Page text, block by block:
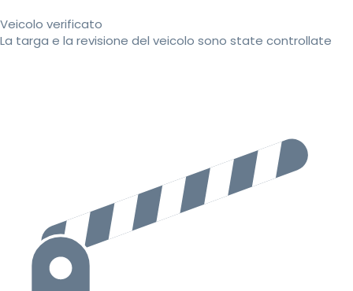
Veicolo verificato
La targa e la revisione del veicolo sono state controllate